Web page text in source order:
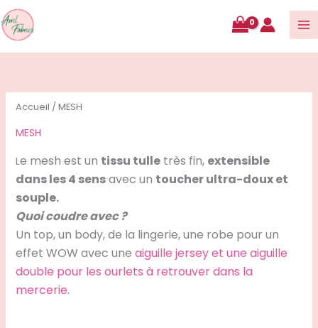
contenu
Accueil / MESH
MESH
Le mesh est un tissu tulletrès fin, extensible
dans les 4 sensavec un toucher ultra-doux et
souple.
Quoi coudre avec ?
Un top, un body, de la lingerie, une robe pour un
effet WOW avec une aiguille jersey et une aiguille
double pour les ourlets à retrouver dans la
mercerie.